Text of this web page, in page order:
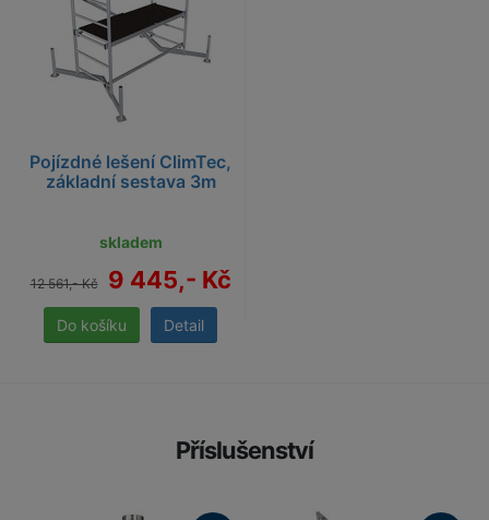
Pojízdné lešení ClimTec,
základní sestava 3m
skladem
12 561,- Kč 9 445,- Kč
Detail
Příslušenství